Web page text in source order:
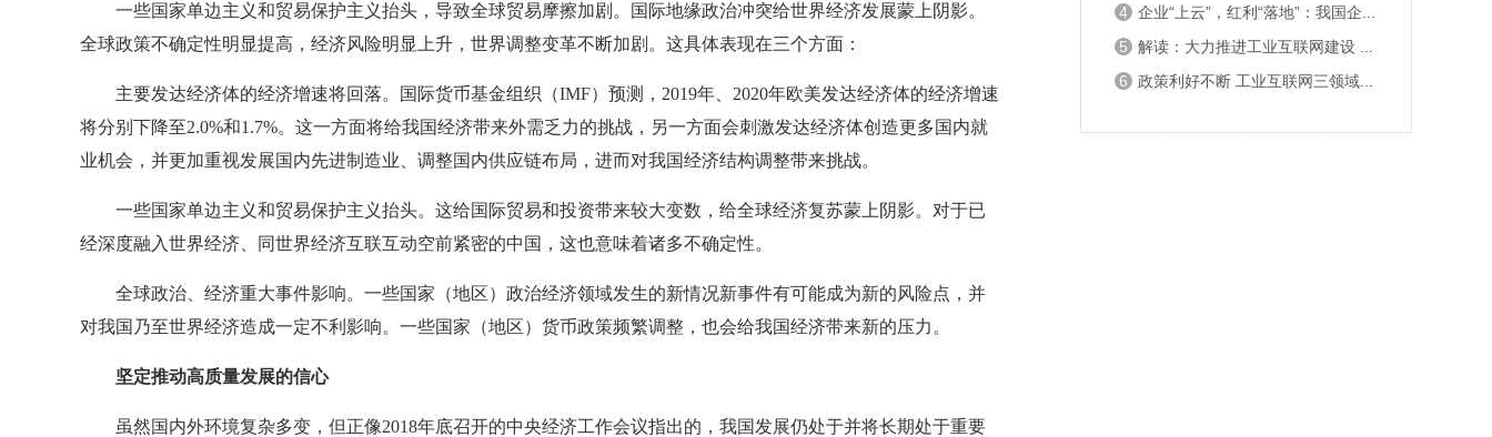
一些国家单边主义和贸易保护主义抬头，导致全球贸易摩擦加剧。国际地缘政治冲突给世界经济发展蒙上阴影。
全球政策不确定性明显提高，经济风险明显上升，世界调整变革不断加剧。这具体表现在三个方面：
主要发达经济体的经济增速将回落。国际货币基金组织（IMF）预测，2019年、2020年欧美发达经济体的经济增速
将分别下降至2.0%和1.7%。这一方面将给我国经济带来外需乏力的挑战，另一方面会刺激发达经济体创造更多国内就
业机会，并更加重视发展国内先进制造业、调整国内供应链布局，进而对我国经济结构调整带来挑战。
一些国家单边主义和贸易保护主义抬头。这给国际贸易和投资带来较大变数，给全球经济复苏蒙上阴影。对于已
经深度融入世界经济、同世界经济互联互动空前紧密的中国，这也意味着诸多不确定性。
全球政治、经济重大事件影响。一些国家（地区）政治经济领域发生的新情况新事件有可能成为新的风险点，并
对我国乃至世界经济造成一定不利影响。一些国家（地区）货币政策频繁调整，也会给我国经济带来新的压力。
坚定推动高质量发展的信心
虽然国内外环境复杂多变，但正像2018年底召开的中央经济工作会议指出的，我国发展仍处于并将长期处于重要
4 企业“上云”，红利“落地”：我国企业运用工业互联网开创制造业新模式
5
解读：大力推进工业互联网建设 赋能制造业转型升级
6
政策利好不断 工业互联网三领域机会显著